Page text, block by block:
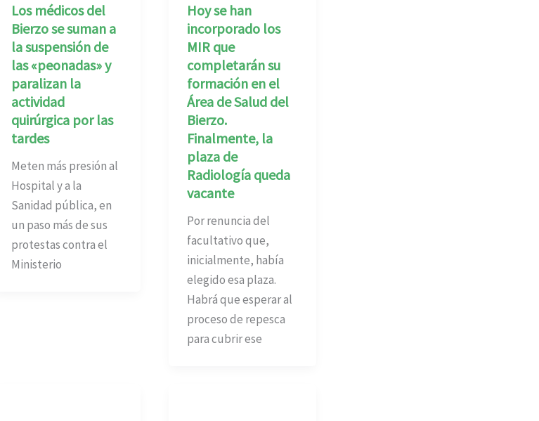
Los médicos del
Bierzo se suman a
la suspensión de
las «peonadas» y
paralizan la
actividad
quirúrgica por las
tardes
Meten más presión al
Hospital y a la
Sanidad pública, en
un paso más de sus
protestas contra el
Ministerio
Hoy se han
incorporado los
MIR que
completarán su
formación en el
Área de Salud del
Bierzo.
Finalmente, la
plaza de
Radiología queda
vacante
Por renuncia del
facultativo que,
inicialmente, había
elegido esa plaza.
Habrá que esperar al
proceso de repesca
para cubrir ese